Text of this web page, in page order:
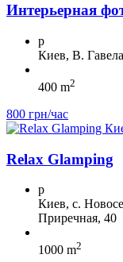
Интерьерная
p
Киев, В.
400 m2
800 грн/час
Relax Glamping
p
Киев, с.
Приречная, 40
1000 m2